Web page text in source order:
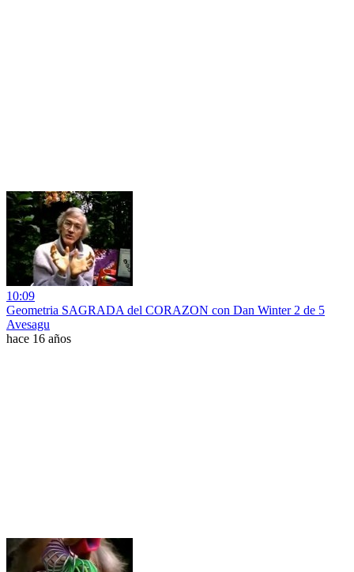
10:09
Geometria SAGRADA del CORAZON con Dan Winter 2 de 5
Avesagu
hace 16 años